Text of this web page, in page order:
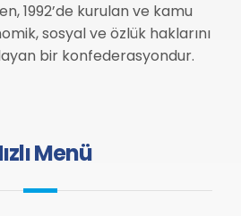
1992’de kurulan ve kamu
sosyal ve özlük haklarını
bir konfederasyondur.
Menü